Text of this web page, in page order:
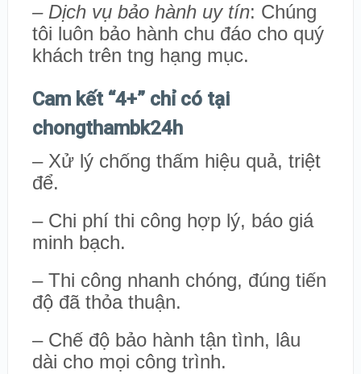
– Dịch vụ bảo hành uy tín: Chúng
tôi luôn bảo hành chu đáo cho quý
khách trên tng hạng mục.
Cam kết “4+” chỉ có tại
chongthambk24h
– Xử lý chống thấm hiệu quả, triệt
để.
– Chi phí thi công hợp lý, báo giá
minh bạch.
– Thi công nhanh chóng, đúng tiến
độ đã thỏa thuận.
– Chế độ bảo hành tận tình, lâu
dài cho mọi công trình.